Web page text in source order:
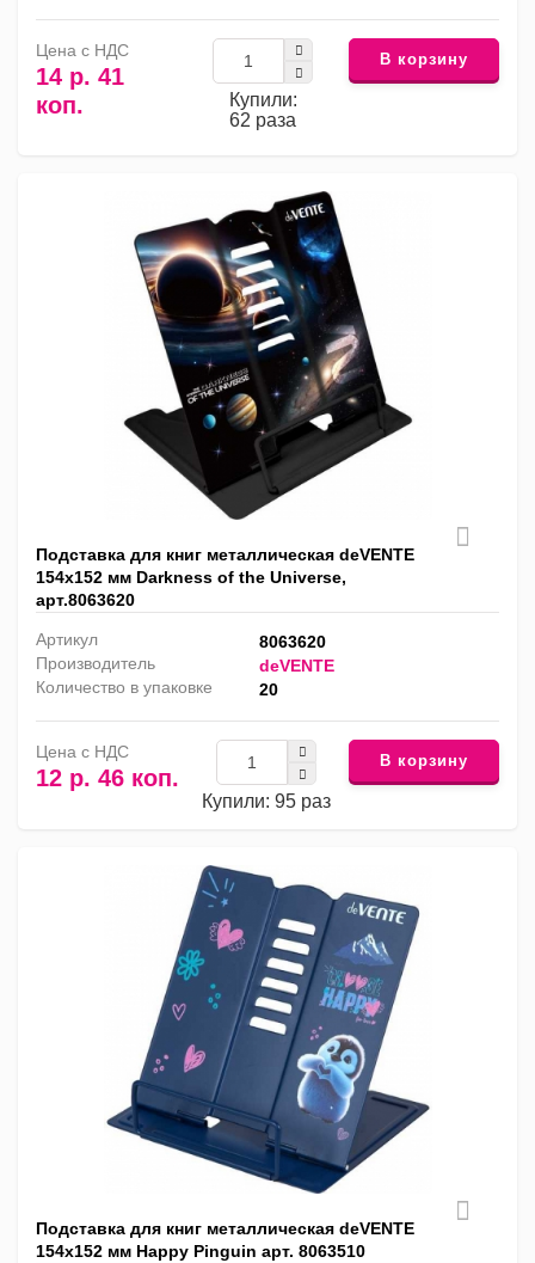
Цена с НДС
14 р. 41
коп.
Купили:
62 раза
В корзину
Подставка для книг металлическая deVENTE
154х152 мм Darkness of the Universe,
арт.8063620
Артикул
8063620
Производитель
deVENTE
Количество в упаковке
20
Цена с НДС
12 р. 46 коп.
Купили: 95 раз
В корзину
Подставка для книг металлическая deVENTE
154х152 мм Happy Pinguin арт. 8063510